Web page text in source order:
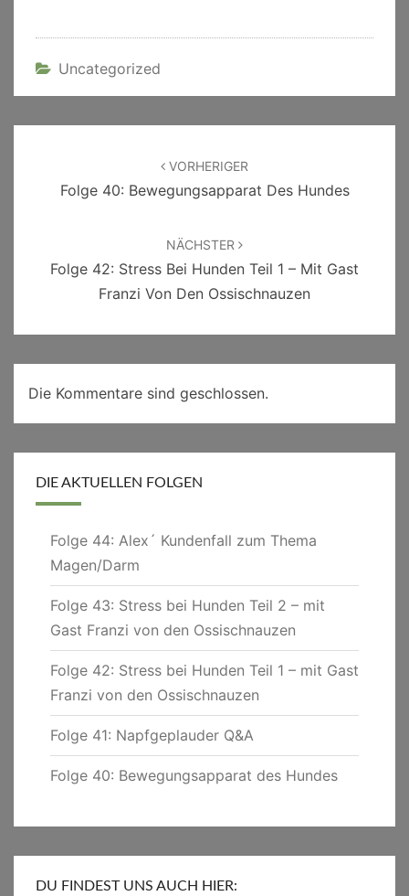
Uncategorized
VORHERIGER
Folge 40: Bewegungsapparat Des Hundes
NÄCHSTER
Folge 42: Stress Bei Hunden Teil 1 – Mit Gast
Franzi Von Den Ossischnauzen
Die Kommentare sind geschlossen.
DIE AKTUELLEN FOLGEN
Folge 44: Alex´ Kundenfall zum Thema
Magen/Darm
Folge 43: Stress bei Hunden Teil 2 – mit
Gast Franzi von den Ossischnauzen
Folge 42: Stress bei Hunden Teil 1 – mit Gast
Franzi von den Ossischnauzen
Folge 41: Napfgeplauder Q&A
Folge 40: Bewegungsapparat des Hundes
DU FINDEST UNS AUCH HIER: